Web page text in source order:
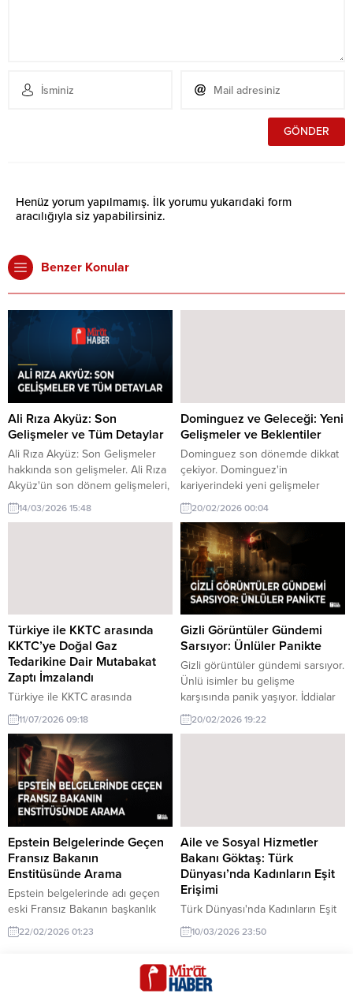
Henüz yorum yapılmamış. İlk yorumu yukarıdaki form
aracılığıyla siz yapabilirsiniz.
Benzer Konular
Ali Rıza Akyüz: Son
Gelişmeler ve Tüm Detaylar
Ali Rıza Akyüz: Son Gelişmeler
hakkında son gelişmeler. Ali Rıza
Akyüz'ün son dönem gelişmeleri,
toplumsal ve politik etkileriyle
dikkat çekiyor. İşte tüm detaylar.
14/03/2026 15:48
Dominguez ve Geleceği: Yeni
Gelişmeler ve Beklentiler
Dominguez son dönemde dikkat
çekiyor. Dominguez'in
kariyerindeki yeni gelişmeler
merak uyandırıyor. İşte detaylar.
20/02/2026 00:04
Türkiye ile KKTC arasında
KKTC’ye Doğal Gaz
Tedarikine Dair Mutabakat
Zaptı İmzalandı
Türkiye ile KKTC arasında
KKTC'ye Doğal Gaz Tedarikine
Dair Mutabakat Zaptı imzalandı
hakkında son gelişmeler. Türkiye
ile KKTC arasında doğal gaz
tedarikine dair mutabakat zaptı
imzalandı. Bu anlaşma, enerji iş
birliğini güçlendirecek önemli bir
adım olarak değerlendiriliyor.
11/07/2026 09:18
Gizli Görüntüler Gündemi
Sarsıyor: Ünlüler Panikte
Gizli görüntüler gündemi sarsıyor.
Ünlü isimler bu gelişme
karşısında panik yaşıyor. İddialar
sosyal medyayı sallıyor.
20/02/2026 19:22
Epstein Belgelerinde Geçen
Fransız Bakanın
Enstitüsünde Arama
Epstein belgelerinde adı geçen
eski Fransız Bakanın başkanlık
ettiği enstitüde polis araması
yapıldı. Bu gelişme, uluslararası
22/02/2026 01:23
Aile ve Sosyal Hizmetler
Bakanı Göktaş: Türk
Dünyası’nda Kadınların Eşit
Erişimi
Türk Dünyası'nda Kadınların Eşit
Erişimi hakkında son gelişmeler.
Aile ve Sosyal Hizmetler Bakanı
sayesinde Türk Dünyası'nın
rekabet gücünün artacağını
10/03/2026 23:50